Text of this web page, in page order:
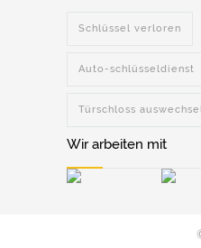
Schlüssel verloren
Auto-schlüsseldienst
Türschloss
Wir arbeiten mit